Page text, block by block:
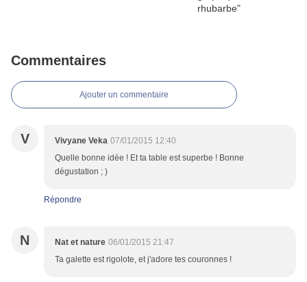
Commentaires
Ajouter un commentaire
V Vivyane Veka 07/01/2015 12:40
Quelle bonne idée ! Et ta table est superbe ! Bonne
dégustation ; )
Répondre
N Nat et nature 06/01/2015 21:47
Ta galette est rigolote, et j'adore tes couronnes !